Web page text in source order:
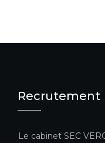
Recrutement
Le cabinet SEC